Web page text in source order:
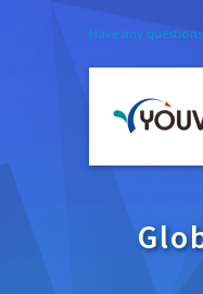
Have any